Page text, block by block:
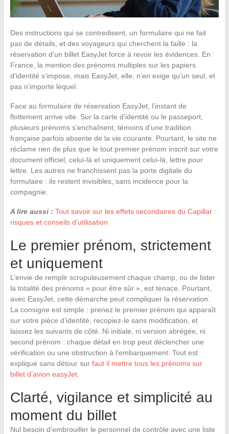
Des instructions qui se contredisent, un formulaire qui ne fait
pas de détails, et des voyageurs qui cherchent la faille : la
réservation d’un billet EasyJet force à revoir les évidences. En
France, la mention des prénoms multiples sur les papiers
d’identité s’impose, mais EasyJet, elle, n’en exige qu’un seul, et
pas n’importe lequel.
Face au formulaire de réservation EasyJet, l’instant de
flottement arrive vite. Sur la carte d’identité ou le passeport,
plusieurs prénoms s’enchaînent, témoins d’une tradition
française parfois absente de la vie courante. Pourtant, le site ne
réclame rien de plus que le tout premier prénom inscrit sur votre
document officiel, celui-là et uniquement celui-là, lettre pour
lettre. Les autres ne franchissent pas la porte digitale du
formulaire : ils restent invisibles, sans incidence pour la
compagnie.
A lire aussi : Tout savoir sur les effets secondaires du Capillar :
risques et conseils d’utilisation
Le premier prénom, strictement
et uniquement
L’envie de remplir scrupuleusement chaque champ, ou de lister
la totalité des prénoms « pour être sûr », est tenace. Pourtant,
avec EasyJet, cette démarche peut compliquer la réservation.
La consigne est simple : prenez le premier prénom qui apparaît
sur votre pièce d’identité, recopiez-le sans modification, et
laissez les suivants de côté. Ni initiale, ni version abrégée, ni
second prénom : chaque détail en trop peut déclencher une
vérification ou une obstruction à l’embarquement. Tout est
expliqué sans détour sur faut il mettre tous les prénoms sur
billet d’avion easyJet.
Clarté, vigilance et simplicité au
moment du billet
Nul besoin d’embrouiller le personnel de contrôle avec une liste